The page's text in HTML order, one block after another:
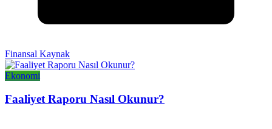
Finansal Kaynak
Ekonomi
Faaliyet Raporu Nasıl Okunur?